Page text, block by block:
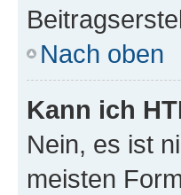
Nach oben
Kann ich
Nein, es ist
meisten